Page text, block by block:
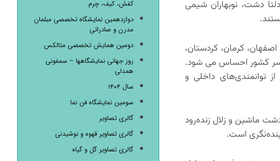
دشت، نوبهاران شیمی
کرمان، کردستان،
کشور احساس می شود.
توانمندی‌های داخلی و
ماشین و زلال زنده‌رود
است.
کفش، کیف، چرم
دوازدهمین نمایشگاه تخصصی مبلمان
مدرن و صادراتی
دومین همایش تخصصی متالکس
روز جهانی نمایشگاهها – سمفونی
همدلی
سال ۱۴۰۴
سومین نمایشگاه فن نما
گالری تصاویر
گالری تصاویر قهوه و نوشیدنی
گالری تصاویر گل و گیاه